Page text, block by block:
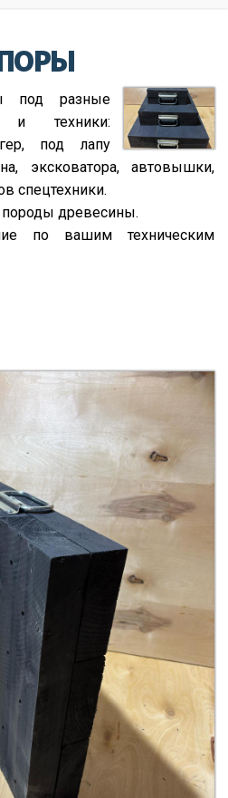
под разные
и техники:
под лапу
эксковатора, автовышки,
спецтехники.
древесины.
по вашим техническим